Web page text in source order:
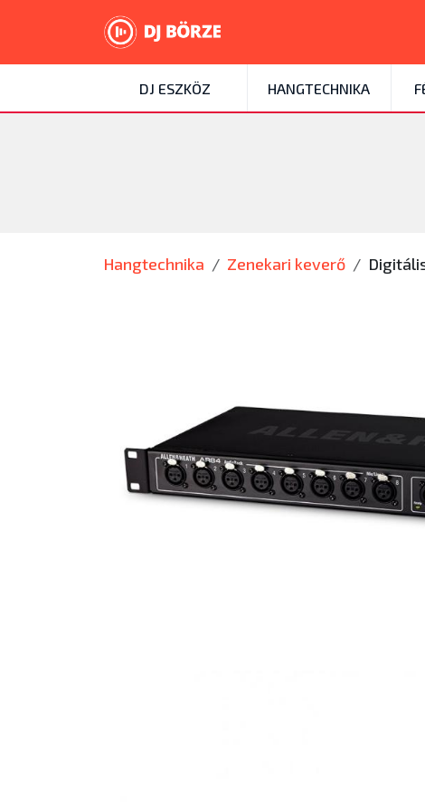
DJ ESZKÖZ HANGTECHNIKA
Hangtechnika Zenekari keverő